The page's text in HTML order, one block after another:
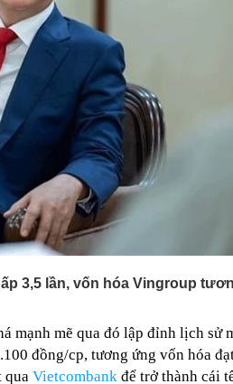
Zero: Ngân hàng giữ vai trò kênh
còn phụ thuộc vào giàn phơi? 1
trở thành xu hướng mới
san sát đến đại đô thị hàng trăm
đổi đến "chóng mặt"
Việt Nam, anh nông dân Ấn Độ
cũng kiếm bộn tiền
cùng nghe" ở ngay miền Bắc:
lúc nào cũng tới được
gia nói thẳng: “Khó!”
3,5 lần, vốn hóa Vingroup
mạnh mẽ qua đó lập đỉnh lịch sử
đồng/cp, tương ứng vốn hóa
qua Vietcombank để trở thành cái